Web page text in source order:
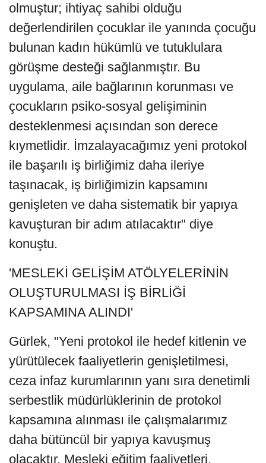
olmuştur; ihtiyaç sahibi olduğu
değerlendirilen çocuklar ile yanında çocuğu
bulunan kadın hükümlü ve tutuklulara
görüşme desteği sağlanmıştır. Bu
uygulama, aile bağlarının korunması ve
çocukların psiko-sosyal gelişiminin
desteklenmesi açısından son derece
kıymetlidir. İmzalayacağımız yeni protokol
ile başarılı iş birliğimiz daha ileriye
taşınacak, iş birliğimizin kapsamını
genişleten ve daha sistematik bir yapıya
kavuşturan bir adım atılacaktır" diye
konuştu.
'MESLEKİ GELİŞİM ATÖLYELERİNİN
OLUŞTURULMASI İŞ BİRLİĞİ
KAPSAMINA ALINDI'
Gürlek, "Yeni protokol ile hedef kitlenin ve
yürütülecek faaliyetlerin genişletilmesi,
ceza infaz kurumlarının yanı sıra denetimli
serbestlik müdürlüklerinin de protokol
kapsamına alınması ile çalışmalarımız
daha bütüncül bir yapıya kavuşmuş
olacaktır. Mesleki eğitim faaliyetleri,